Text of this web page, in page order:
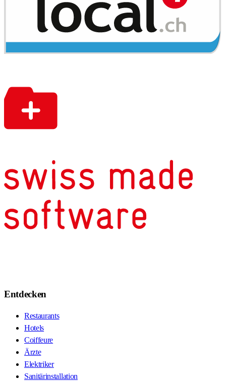
Entdecken
Restaurants
Hotels
Coiffeure
Ärzte
Elektriker
Sanitärinstallation